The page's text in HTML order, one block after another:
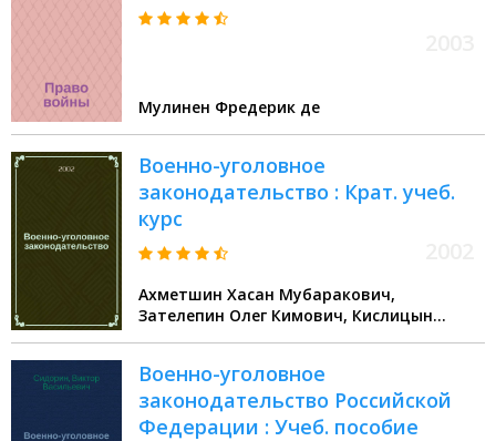
Мулинен Фредерик де
Военно-уголовное
законодательство : Крат. учеб.
курс
Ахметшин Хасан Мубаракович,
Зателепин Олег Кимович, Кислицын
Военно-уголовное
законодательство Российской
Федерации : Учеб. пособие